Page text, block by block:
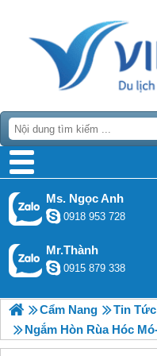
Ms. Ngọc Anh
0918 953 728
Mr.Thành
0915 879 338
Cẩm Nang
Tin Tức
Ngắm Hòn Rùa Hóc